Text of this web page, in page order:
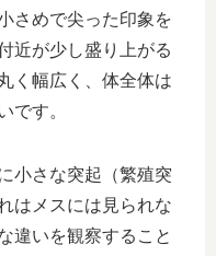
さめで尖った印象を
近が少し盛り上がる
く幅広く、体全体は
です。
小さな突起（繁殖突
はメスには見られな
違いを観察すること